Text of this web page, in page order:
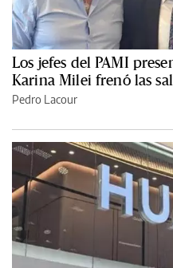
Los jefes del PAMI
Karina Milei frenó las
Pedro Lacour